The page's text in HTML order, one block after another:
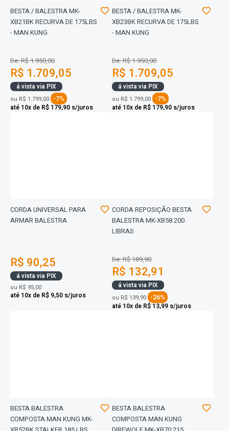
BESTA / BALESTRA MK-
XB21BK RECURVA DE 175LBS
- MAN KUNG
De: R$ 1.950,00
R$ 1.709,05
á vista via PIX
ou R$ 1.799,00 -7%
até 10x de R$ 179,90 s/juros
BESTA / BALESTRA MK-
XB23BK RECURVA DE 175LBS
- MAN KUNG
De: R$ 1.950,00
R$ 1.709,05
á vista via PIX
ou R$ 1.799,00 -7%
até 10x de R$ 179,90 s/juros
CORDA UNIVERSAL PARA
ARMAR BALESTRA
R$ 90,25
á vista via PIX
ou R$ 95,00
até 10x de R$ 9,50 s/juros
CORDA REPOSIÇÃO BESTA
BALESTRA MK-XB58 200
LIBRAS
De: R$ 189,90
R$ 132,91
á vista via PIX
ou R$ 139,90 -26%
até 10x de R$ 13,99 s/juros
BESTA BALESTRA
COMPOSTA MAN KUNG MK-
BESTA BALESTRA
COMPOSTA MAN KUNG